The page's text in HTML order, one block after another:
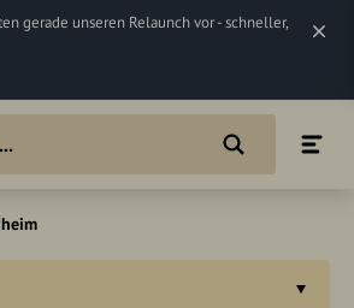
gerade unseren Relaunch vor - schneller,